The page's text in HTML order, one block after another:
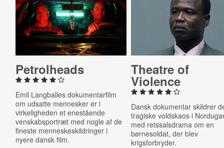
Pe­trol­he­ads
Emil Langballes dokumentarfilm
om udsatte mennesker er i
virkeligheden et enestående
venskabsportræt med nogle af de
fineste menneskeskildringer i
nyere dansk film.
Theatre of
Violence
Dansk dokumentar skildrer
tragiske voldskaos i
med retssalsdrama om en
børnesoldat, der blev
krigsforbryder.